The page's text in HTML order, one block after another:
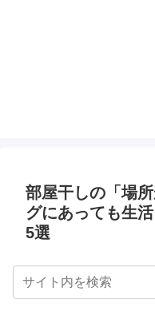
部屋干しの「場
グにあっても生
5選